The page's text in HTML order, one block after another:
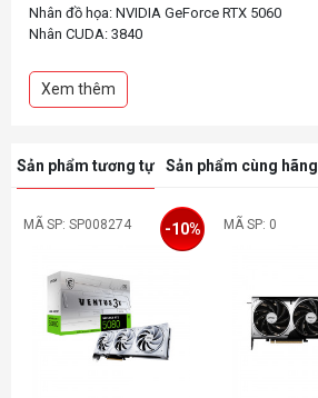
Nhân đồ họa: NVIDIA GeForce RTX 5060
Nhân CUDA: 3840
Loại bộ nhớ: GDDR7
Xem thêm
Sản phẩm tương tự Sản phẩm cùng hãng
MÃ SP: SP008274 -10% MÃ SP: 0